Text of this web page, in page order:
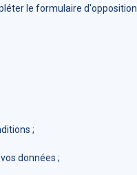
le formulaire d'opposition.
;
données ;